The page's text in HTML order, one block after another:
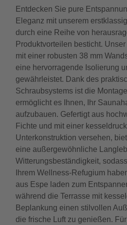
Entdecken Sie pure
Eleganz mit unserem
durch eine Reihe von
Produktvorteilen besticht.
mit einer robusten 38 mm
eine hervorragende Isolierung
gewährleistet. Dank des
Schraubsystems ist die
ermöglicht es Ihnen, Ihr
aufzubauen. Gefertigt aus
Fichte und mit einer
Unterkonstruktion versehen,
eine außergewöhnliche
Witterungsbeständigkeit,
Ihrem Wellness-Refugium
aus Espe laden zum
während die Terrasse mit
Beplankung einen stilvollen
die frische Luft zu genießen.